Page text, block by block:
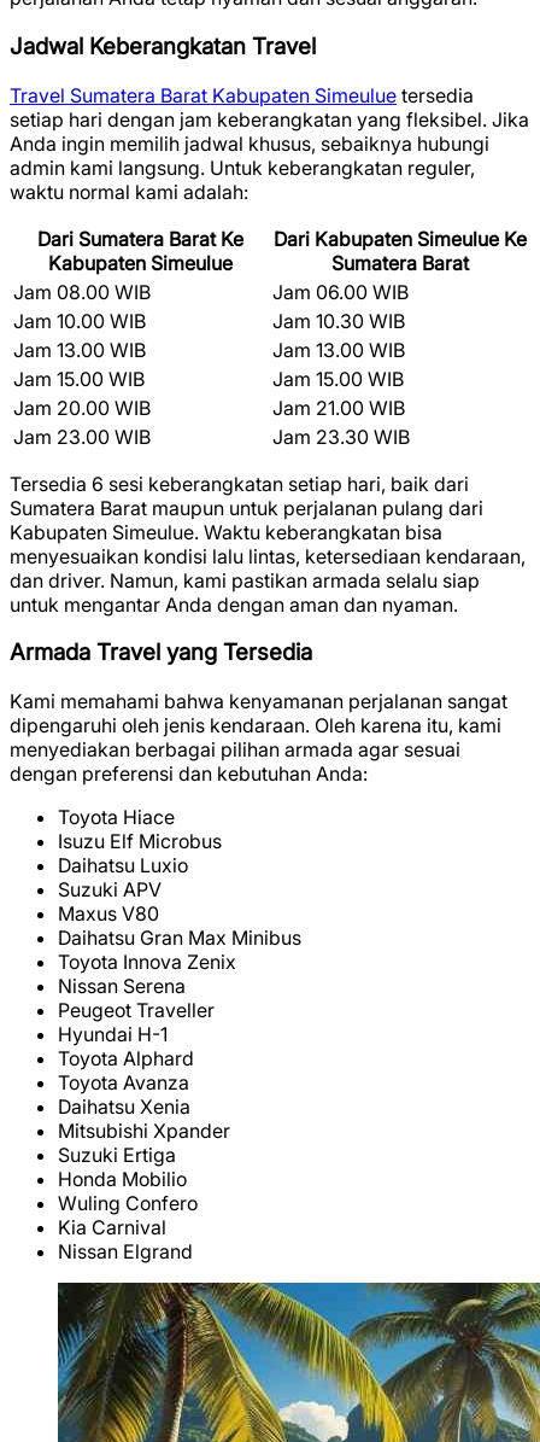
Jadwal Keberangkatan Travel
Travel Sumatera Barat Kabupaten Simeulue tersedia
setiap hari dengan jam keberangkatan yang fleksibel. Jika
Anda ingin memilih jadwal khusus, sebaiknya hubungi
admin kami langsung. Untuk keberangkatan reguler,
waktu normal kami adalah:
Dari Sumatera Barat Ke
Kabupaten Simeulue
Dari Kabupaten Simeulue Ke
Sumatera Barat
Jam 08.00 WIB
Jam 06.00 WIB
Jam 10.00 WIB
Jam 10.30 WIB
Jam 13.00 WIB
Jam 13.00 WIB
Jam 15.00 WIB
Jam 15.00 WIB
Jam 20.00 WIB
Jam 21.00 WIB
Jam 23.00 WIB
Jam 23.30 WIB
Tersedia 6 sesi keberangkatan setiap hari, baik dari
Sumatera Barat maupun untuk perjalanan pulang dari
Kabupaten Simeulue. Waktu keberangkatan bisa
menyesuaikan kondisi lalu lintas, ketersediaan kendaraan,
dan driver. Namun, kami pastikan armada selalu siap
untuk mengantar Anda dengan aman dan nyaman.
Armada Travel yang Tersedia
Kami memahami bahwa kenyamanan perjalanan sangat
dipengaruhi oleh jenis kendaraan. Oleh karena itu, kami
menyediakan berbagai pilihan armada agar sesuai
dengan preferensi dan kebutuhan Anda:
Toyota Hiace
Isuzu Elf Microbus
Daihatsu Luxio
Suzuki APV
Maxus V80
Daihatsu Gran Max Minibus
Toyota Innova Zenix
Nissan Serena
Peugeot Traveller
Hyundai H-1
Toyota Alphard
Toyota Avanza
Daihatsu Xenia
Mitsubishi Xpander
Suzuki Ertiga
Honda Mobilio
Wuling Confero
Kia Carnival
Nissan Elgrand